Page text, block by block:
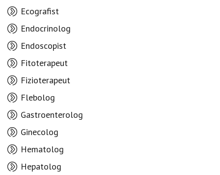
Ecografist
Endocrinolog
Endoscopist
Fitoterapeut
Fizioterapeut
Flebolog
Gastroenterolog
Ginecolog
Hematolog
Hepatolog